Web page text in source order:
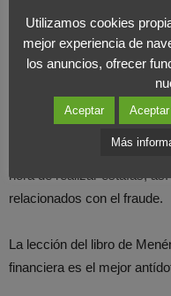
El autor muestra al lector
manipulaciones y fraudes
con el objetivo de poder
dichas trampas. La obra
hora de realizar estafas,
relacionados con el fraude.
La lección del libro de
financiera es el mejor
Utilizamos cookies
mejor experiencia de
los anuncios, ofrecer
Aceptar Aceptar
Más